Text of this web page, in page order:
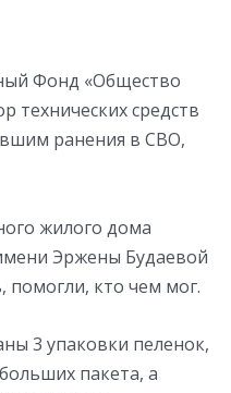
Фонд «Общество
технических средств
ранения в СВО,
жилого дома
Эржены Будаевой
помогли, кто чем мог.
3 упаковки пеленок,
пакета, а